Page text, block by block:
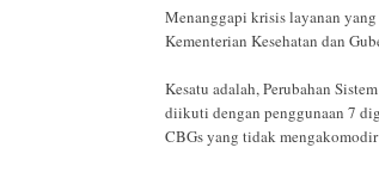
Menanggapi krisis layanan
Kementerian Kesehatan dan
Kesatu adalah, Perubahan
diikuti dengan penggunaan 7
CBGs yang tidak